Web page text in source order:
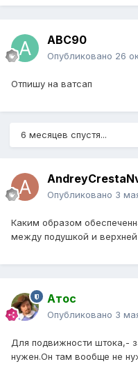
ABC90
Опубликовано 26
Отпишу на ватсап
6 месяцев спустя...
Опубликовано 3
Каким образом
между подушкой и
Атос
Опубликовано 3
Для подвижности штока,-
нужен.Он там вообще не